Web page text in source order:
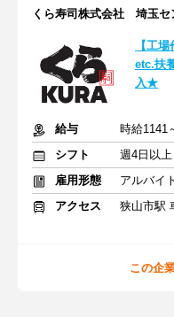
くら寿司株式会社 埼玉セ
【工
etc.扶
入★
給与
時給1141
シフト
週4日以
雇用形態
アルバイ
アクセス
狭山市駅
この企